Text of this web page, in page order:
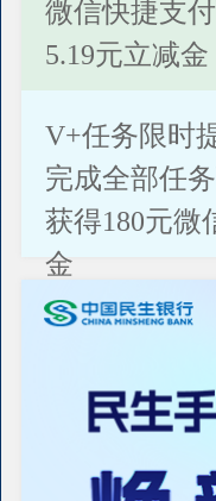
微信快捷支
5.19元立减金
V+任务限时
完成全部任
获得180元微
金